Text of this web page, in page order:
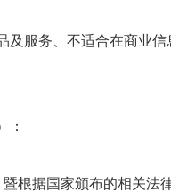
服务、不适合在商业
：
根据国家颁布的相关法